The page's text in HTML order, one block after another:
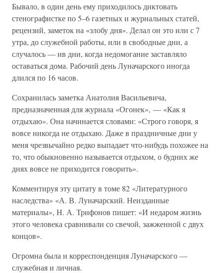
Бывало, в один день ему приходилось диктовать
стенографистке по 5–6 газетных и журнальных статей,
рецензий, заметок на «злобу дня». Делал он это или с 7
утра, до служебной работы, или в свободные дни, а
случалось — ив дни, когда недомогание заставляло
оставаться дома. Рабочий день Луначарского иногда
длился по 16 часов.
Сохранилась заметка Анатолия Васильевича,
предназначенная для журнала «Огонек», — «Как я
отдыхаю». Она начинается словами: «Строго говоря, я
вовсе никогда не отдыхаю. Даже в праздничные дни у
меня чрезвычайно редко выпадает что-нибудь похожее на
то, что обыкновенно называется отдыхом, о будних же
днях вовсе не приходится говорить».
Комментируя эту цитату в томе 82 «Литературного
наследства» «А. В. Луначарский. Неизданные
материалы», Н. А. Трифонов пишет: «И недаром жизнь
этого человека сравнивали со свечой, зажженной с двух
концов».
Огромна была и корреспонденция Луначарского —
служебная и личная.